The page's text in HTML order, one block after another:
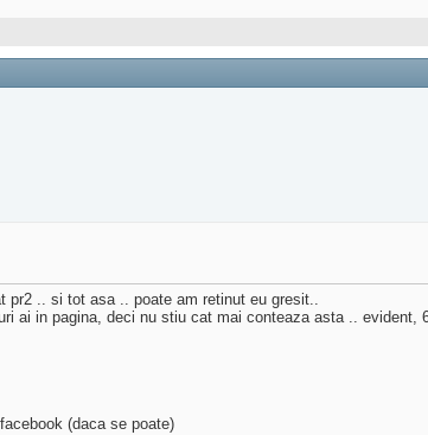
pr2 .. si tot asa .. poate am retinut eu gresit..
ai in pagina, deci nu stiu cat mai conteaza asta .. evident,
(daca se poate)